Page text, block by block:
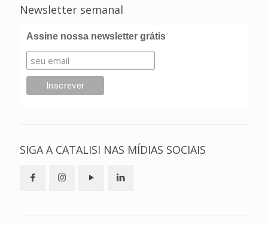
Newsletter semanal
Assine nossa newsletter grátis
SIGA A CATALISI NAS MÍDIAS SOCIAIS